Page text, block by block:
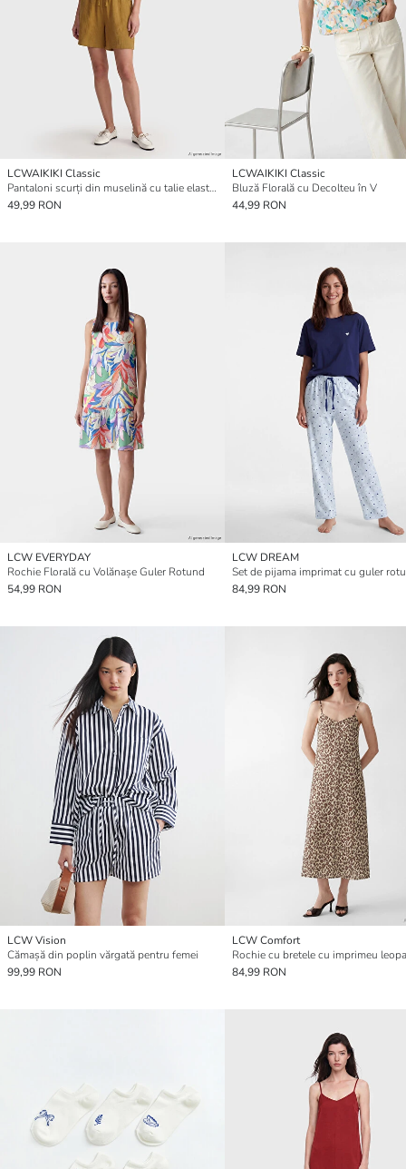
LCWAIKIKI Classic
Pantaloni scurți din muselină cu talie elastică pentru femei
49,99 RON
LCWAIKIKI Classic
Bluză Florală cu Decolteu în V
44,99 RON
LCW EVERYDAY
Rochie Florală cu Volănașe Guler Rotund
54,99 RON
LCW DREAM
84,99 RON
LCW Vision
Cămașă din poplin vărgată pentru femei
99,99 RON
LCW Comfort
84,99 RON